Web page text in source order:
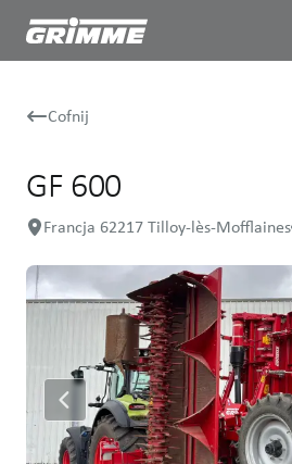
Cofnij
GF 600
Francja 62217 Tilloy-lès-Mofflaines